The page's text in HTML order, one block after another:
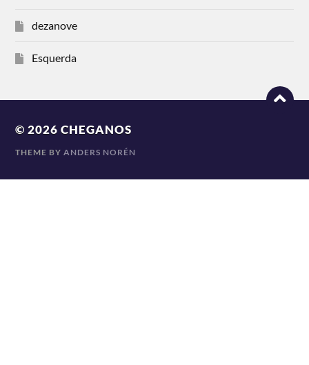
dezanove
Esquerda
© 2026CHEGANOS
THEME BYANDERS NORÉN